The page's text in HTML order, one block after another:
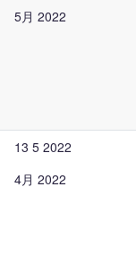
5月 2022
13 5 2022
4月 2022